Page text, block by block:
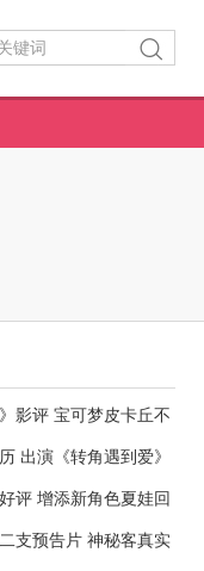
影评 宝可梦皮卡丘不
出演《转角遇到爱》
评 增添新角色夏娃回
支预告片 神秘客真实